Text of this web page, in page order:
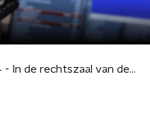
#504 - In de rechtszaal van de zaak Ruinerwold